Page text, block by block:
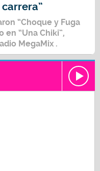
“Choque y Fuga
en “Una Chiki”,
MegaMix .